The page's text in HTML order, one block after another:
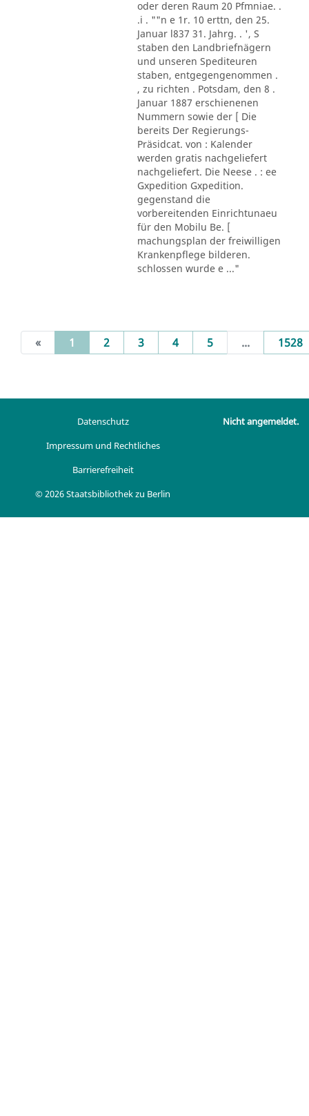
oder deren Raum 20 Pfmniae. .
.i . ""n e 1r. 10 erttn, den 25.
Januar l837 31. Jahrg. . ', S
staben den Landbriefnägern
und unseren Spediteuren
staben, entgegengenommen .
, zu richten . Potsdam, den 8 .
Januar 1887 erschienenen
Nummern sowie der [ Die
bereits Der Regierungs-
Präsidcat. von : Kalender
werden gratis nachgeliefert
nachgeliefert. Die Neese . : ee
Gxpedition Gxpedition.
gegenstand die
vorbereitenden Einrichtunaeu
für den Mobilu Be. [
machungsplan der freiwilligen
Krankenpflege bilderen.
schlossen wurde e ..."
« 1 (current)
2 3 4 5 ... 1528
Datenschutz
Impressum und Rechtliches
Barrierefreiheit
© 2026 Staatsbibliothek zu Berlin
Nicht angemeldet.